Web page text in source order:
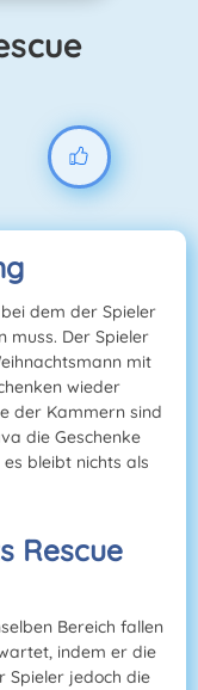
dem der Spieler
muss. Der Spieler
mit
wieder
der Kammern sind
die Geschenke
bleibt nichts als
Rescue
Bereich fallen
indem er die
Spieler jedoch die